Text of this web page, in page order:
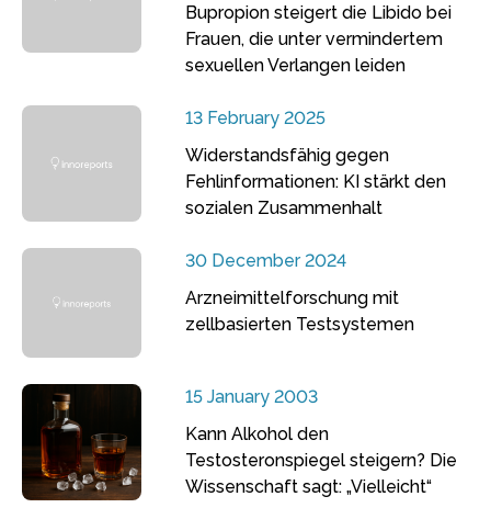
Bupropion steigert die Libido bei
Frauen, die unter vermindertem
sexuellen Verlangen leiden
13 February 2025
Widerstandsfähig gegen
Fehlinformationen: KI stärkt den
sozialen Zusammenhalt
30 December 2024
Arzneimittelforschung mit
zellbasierten Testsystemen
15 January 2003
Kann Alkohol den
Testosteronspiegel steigern? Die
Wissenschaft sagt: „Vielleicht“